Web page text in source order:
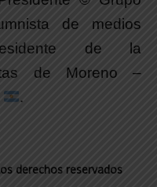
de medios
de la
de Moreno –
.
derechos reservados